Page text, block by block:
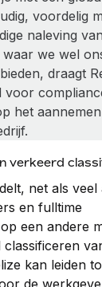
voordelig
naleving
we wel
draagt
het
verkeerd
net als veel
en fulltime
een andere
kan leiden
de